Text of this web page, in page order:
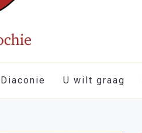
Diaconie U wilt graag